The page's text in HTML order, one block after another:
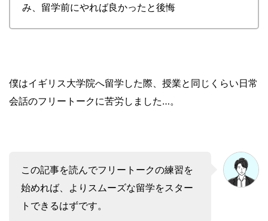
み、留学前にやれば良かったと後悔
僕はイギリス大学院へ留学した際、授業と同じくらい日常
会話のフリートークに苦労しました…。
この記事を読んでフリートークの練習を
始めれば、よりスムーズな留学をスター
トできるはずです。